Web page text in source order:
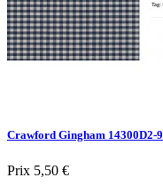
Crawford Gingham 14300D2-9
Prix 5,50 €